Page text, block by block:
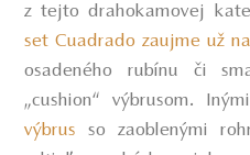
z tejto drahokamovej
set Cuadrado zaujme už
osadeného rubínu či
„cushion“ výbrusom.
výbrus
so zaoblenými